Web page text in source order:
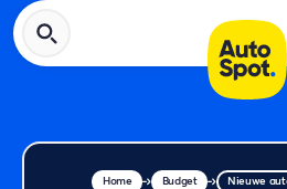
Home Budget Nieuwe